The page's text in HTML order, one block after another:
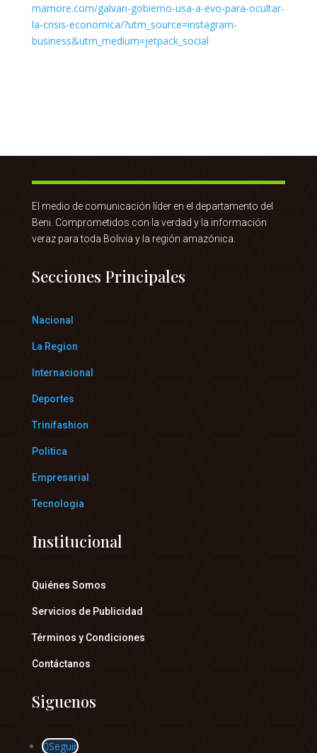
El medio de comunicación líder en el departamento del
Beni. Comprometidos con la verdad y la información
veraz para toda Bolivia y la región amazónica.
Secciones Principales
Nacional
La Region
Internacional
Deportes
Trinifashion
Politica
Empresarial
Tecnologia
Institucional
Quiénes Somos
Servicios de Publicidad
Términos y Condiciones
Contáctanos
Siguenos
Seguir